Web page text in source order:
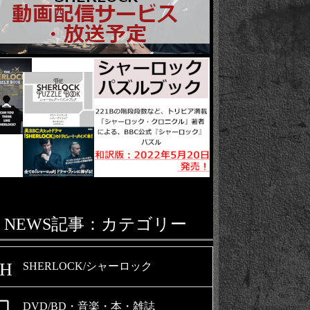
NEWS記事：カテゴリー
SHERLOCK/シャーロック
DVD/BD・音楽・本・雑誌